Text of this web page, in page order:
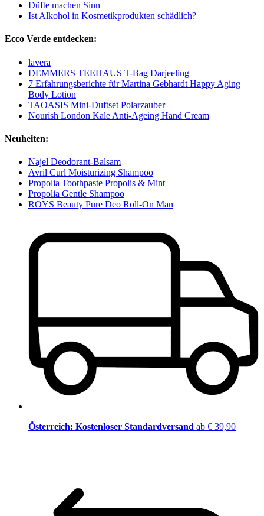
Düfte machen Sinn
Ist Alkohol in Kosmetikprodukten schädlich?
Ecco Verde entdecken:
lavera
DEMMERS TEEHAUS T-Bag Darjeeling
7 Erfahrungsberichte für Martina Gebhardt Happy Aging
Body Lotion
TAOASIS Mini-Duftset Polarzauber
Nourish London Kale Anti-Ageing Hand Cream
Neuheiten:
Najel Deodorant-Balsam
Avril Curl Moisturizing Shampoo
Propolia Toothpaste Propolis & Mint
Propolia Gentle Shampoo
ROYS Beauty Pure Deo Roll-On Man
Österreich: Kostenloser Standardversand ab € 39,90